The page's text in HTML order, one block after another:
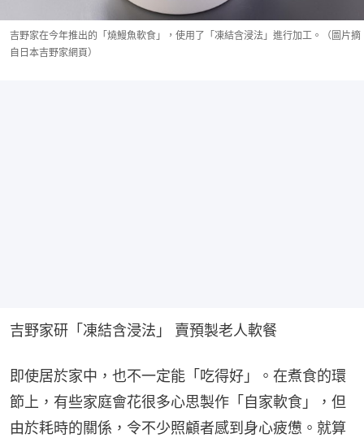
吉野家在今年推出的「燒鰻魚軟食」，使用了「凍結含浸法」進行加工。（圖片摘
自日本吉野家網頁）
吉野家研「凍結含浸法」 賣預製老人軟餐
即使居於家中，也不一定能「吃得好」。在煮食的環
節上，有些家庭會花很多心思製作「自家軟食」，但
由於耗時的關係，令不少照顧者感到身心疲憊。就算